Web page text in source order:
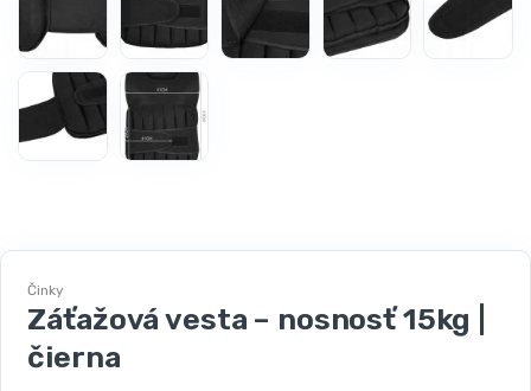
Činky
Záťažová vesta – nosnosť 15kg |
čierna